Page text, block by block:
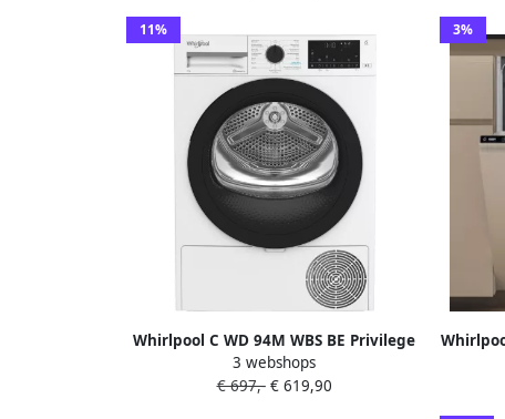
11%
Whirlpool C WD 94M WBS BE Privilege
Warmtepompdroger Wit
3 webshops
€ 697,-€ 619,90
3%